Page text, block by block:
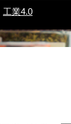
工業4.0